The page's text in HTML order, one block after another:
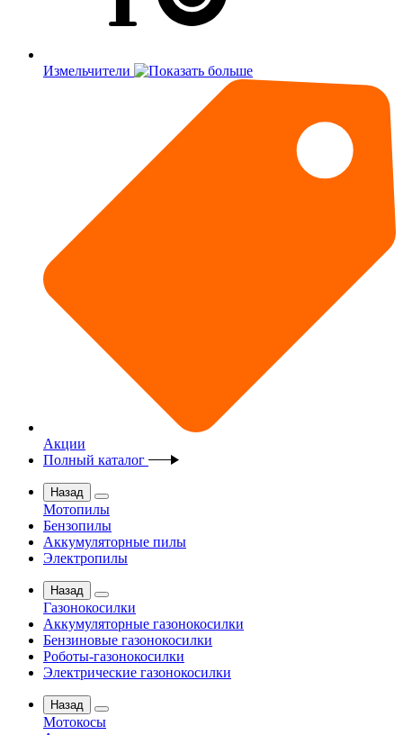
Измельчители
Акции
Полный каталог
Назад
Мотопилы
Бензопилы
Аккумуляторные пилы
Электропилы
Назад
Газонокосилки
Аккумуляторные газонокосилки
Бензиновые газонокосилки
Роботы-газонокосилки
Электрические газонокосилки
Назад
Мотокосы